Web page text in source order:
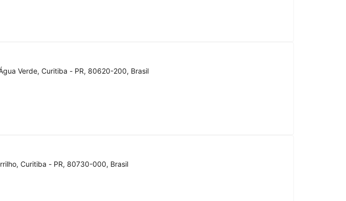
Verde, Curitiba - PR, 80620-200, Brasil
Curitiba - PR, 80730-000, Brasil